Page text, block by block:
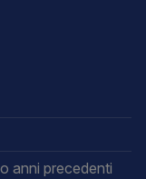
anni precedenti